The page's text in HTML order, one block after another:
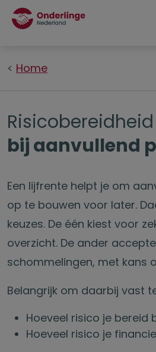
Home
Risicobereidheid
bij aanvullend
Een lijfrente helpt je om
op te bouwen voor later.
keuzes. De één kiest voor
overzicht. De ander
schommelingen, met kans
Belangrijk om daarbij vast
Hoeveel risico je bereid
Hoeveel risico je